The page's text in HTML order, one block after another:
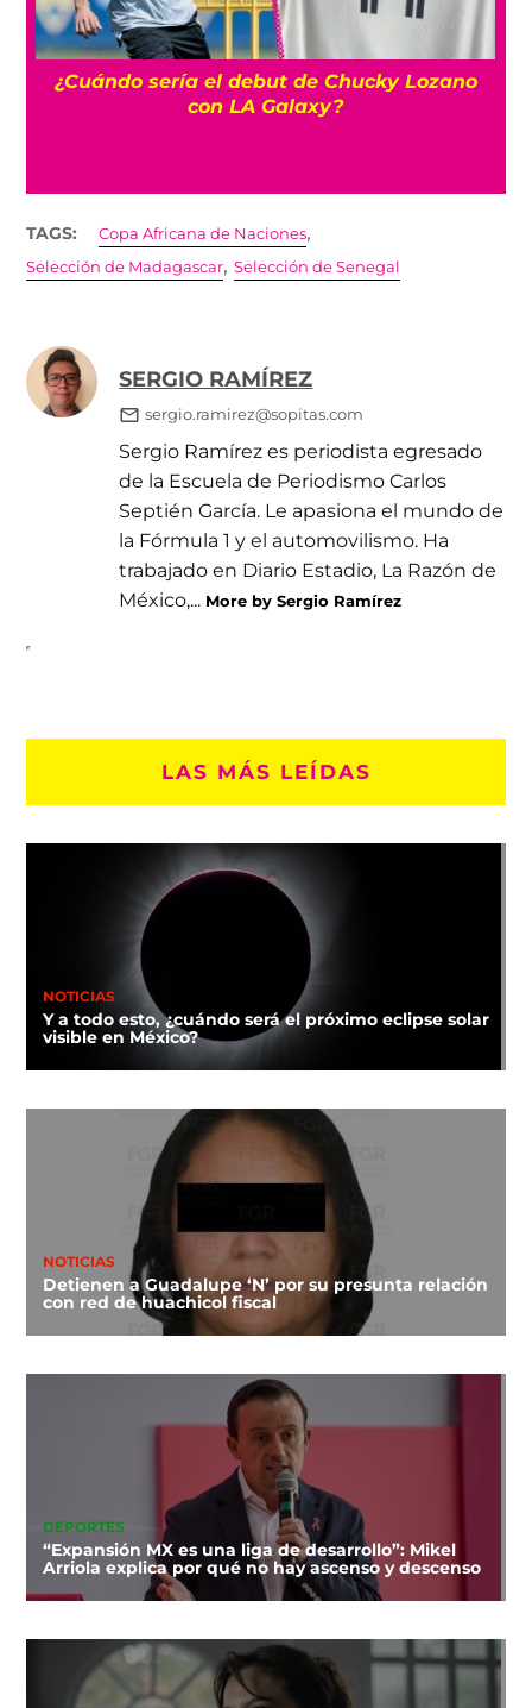
¿Cuándo sería el debut de Chucky Lozano
con LA Galaxy?
TAGS: Copa Africana de Naciones,
Selección de Madagascar,Selección de Senegal
SERGIO RAMÍREZ
sergio.ramirez@sopitas.com
Sergio Ramírez es periodista egresado
de la Escuela de Periodismo Carlos
Septién García. Le apasiona el mundo de
la Fórmula 1 y el automovilismo. Ha
trabajado en Diario Estadio, La Razón de
México,... More by Sergio Ramírez
LAS MÁS LEÍDAS
NOTICIAS
Y a todo esto, ¿cuándo será el próximo eclipse solar
visible en México?
NOTICIAS
Detienen a Guadalupe ‘N’ por su presunta relación
con red de huachicol fiscal
DEPORTES
“Expansión MX es una liga de desarrollo”: Mikel
Arriola explica por qué no hay ascenso y descenso